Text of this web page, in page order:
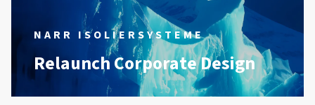
NARR ISOLIERSYSTEME
Relaunch Corporate Design